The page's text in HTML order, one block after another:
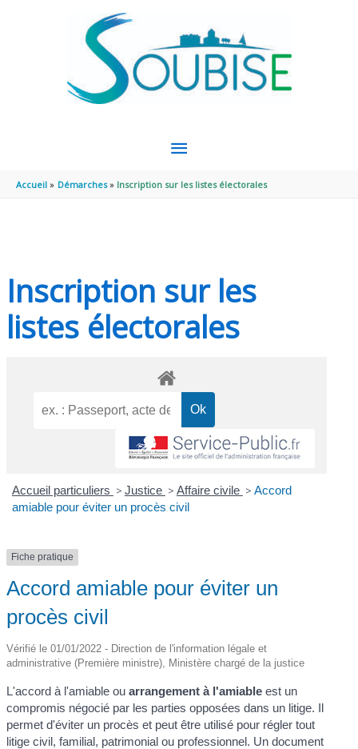
MENU
PRINCIPAL
Accueil Démarches Inscription sur les listes électorales
Inscription sur les
listes électorales
Accueil particuliers > Justice > Affaire civile > Accord
amiable pour éviter un procès civil
Fiche pratique
Accord amiable pour éviter un
procès civil
Vérifié le 01/01/2022 - Direction de l'information légale et
administrative (Première ministre), Ministère chargé de la justice
L'accord à l'amiable ouarrangement à l'amiable est un
compromis négocié par les parties opposées dans un litige. Il
permet d'éviter un procès et peut être utilisé pour régler tout
litige civil, familial, patrimonial ou professionnel. Un document